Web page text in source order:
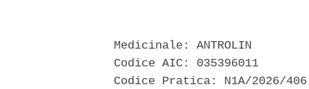
  Medicinale: ANTROLIN
  Codice AIC: 035396011
Codice Pratica: N1A/2026/